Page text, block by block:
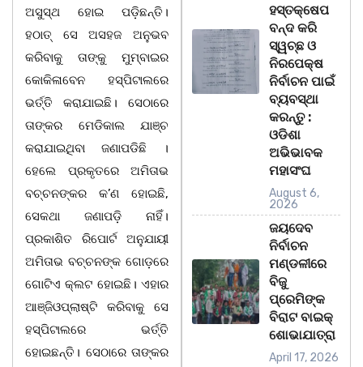
ଅସୁସ୍ଥ ହୋଇ ପଡ଼ିଛନ୍ତି।
ହଠାତ୍‌ ସେ ଅସହଜ ଅନୁଭବ
କରିବାକୁ ତାଙ୍କୁ ମୁମ୍ବାଇର
କୋକିଳାବେନ ହସ୍ପିଟାଲରେ
ଭର୍ତ୍ତି କରାଯାଇଛି। ସେଠାରେ
ତାଙ୍କର ମେଡିକାଲ ଯାଞ୍ଚ
କରାଯାଇଥିବା ଜଣାପଡିଛି ।
ହେଲେ ପ୍ରକୃତରେ ଅମିତାଭ
ବଚ୍ଚନଙ୍କର କ’ଣ ହୋଇଛି,
ସେକଥା ଜଣାପଡ଼ି ନାହିଁ।
ପ୍ରକାଶିତ ରିପୋର୍ଟ ଅନୁଯାୟୀ
ଅମିତାଭ ବଚ୍ଚନଙ୍କ ଗୋଡ଼ରେ
ଗୋଟିଏ କ୍ଲଟ ହୋଇଛି। ଏହାର
ଆଞ୍ଜିଓପ୍ଲାଷ୍ଟି କରିବାକୁ ସେ
ହସ୍ପିଟାଲରେ ଭର୍ତ୍ତି
ହୋଇଛନ୍ତି। ସେଠାରେ ତାଙ୍କର
ହସ୍ତକ୍ଷେପ
ବନ୍ଦ କରି
ସ୍ୱଚ୍ଛ ଓ
ନିରପେକ୍ଷ
ନିର୍ବାଚନ ପାଇଁ
ବ୍ୟବସ୍ଥା
କରନ୍ତୁ :
ଓଡିଶା
ଅଭିଭାବକ
ମହାସଂଘ
August 6,
2026
ଜୟଦେବ
ନିର୍ବାଚନ
ମଣ୍ଡଳୀରେ
ବିଜୁ
ପ୍ରେମିଙ୍କ
ବିରାଟ ବାଇକ୍
ଶୋଭାଯାତ୍ରା
April 17, 2026